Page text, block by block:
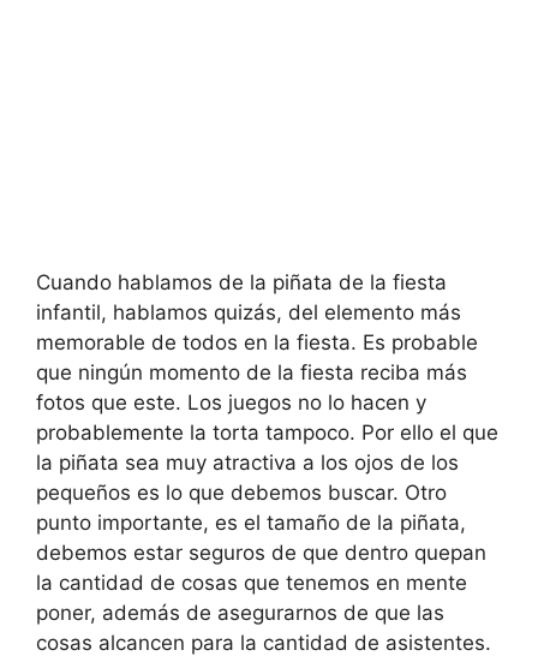
Cuando hablamos de la piñata de la fiesta
infantil, hablamos quizás, del elemento más
memorable de todos en la fiesta. Es probable
que ningún momento de la fiesta reciba más
fotos que este. Los juegos no lo hacen y
probablemente la torta tampoco. Por ello el que
la piñata sea muy atractiva a los ojos de los
pequeños es lo que debemos buscar. Otro
punto importante, es el tamaño de la piñata,
debemos estar seguros de que dentro quepan
la cantidad de cosas que tenemos en mente
poner, además de asegurarnos de que las
cosas alcancen para la cantidad de asistentes.